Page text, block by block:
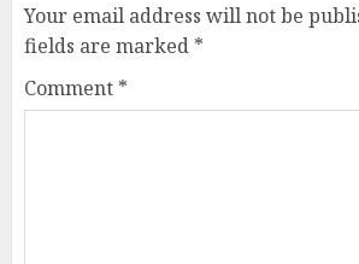
Your email address will not be
fields are marked *
Comment *